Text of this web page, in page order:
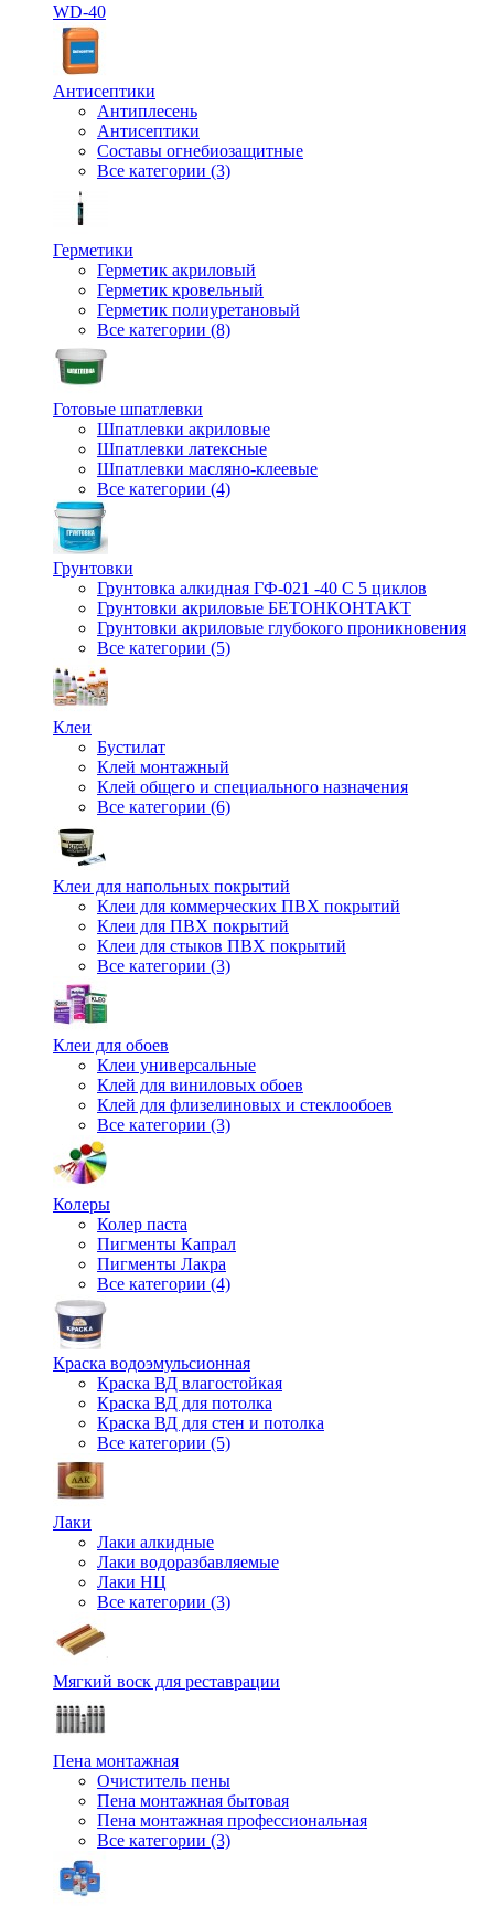
WD-40
Антисептики
Антиплесень
Антисептики
Составы огнебиозащитные
Все категории (3)
Герметики
Герметик акриловый
Герметик кровельный
Герметик полиуретановый
Все категории (8)
Готовые шпатлевки
Шпатлевки акриловые
Шпатлевки латексные
Шпатлевки масляно-клеевые
Все категории (4)
Грунтовки
Грунтовка алкидная ГФ-021 -40 С 5 циклов
Грунтовки акриловые БЕТОНКОНТАКТ
Грунтовки акриловые глубокого проникновения
Все категории (5)
Клеи
Бустилат
Клей монтажный
Клей общего и специального назначения
Все категории (6)
Клеи для напольных покрытий
Клеи для коммерческих ПВХ покрытий
Клеи для ПВХ покрытий
Клеи для стыков ПВХ покрытий
Все категории (3)
Клеи для обоев
Клеи универсальные
Клей для виниловых обоев
Клей для флизелиновых и стеклообоев
Все категории (3)
Колеры
Колер паста
Пигменты Капрал
Пигменты Лакра
Все категории (4)
Краска водоэмульсионная
Краска ВД влагостойкая
Краска ВД для потолка
Краска ВД для стен и потолка
Все категории (5)
Лаки
Лаки алкидные
Лаки водоразбавляемые
Лаки НЦ
Все категории (3)
Мягкий воск для реставрации
Пена монтажная
Очиститель пены
Пена монтажная бытовая
Пена монтажная профессиональная
Все категории (3)